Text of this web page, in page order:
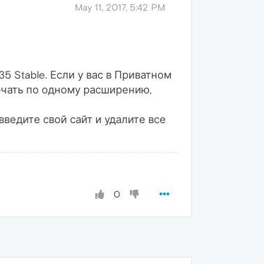
May 11, 2017, 5:42 PM
Stable. Если у вас в Приватном
по одному расширению,
свой сайт и удалите все
0